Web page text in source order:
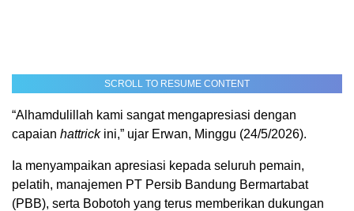
SCROLL TO RESUME CONTENT
“Alhamdulillah kami sangat mengapresiasi dengan
capaian hattrickini,” ujar Erwan, Minggu (24/5/2026).
Ia menyampaikan apresiasi kepada seluruh pemain,
pelatih, manajemen PT Persib Bandung Bermartabat
(PBB), serta Bobotoh yang terus memberikan dukungan